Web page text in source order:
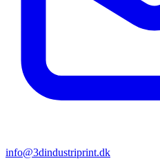
info@3dindustriprint.dk